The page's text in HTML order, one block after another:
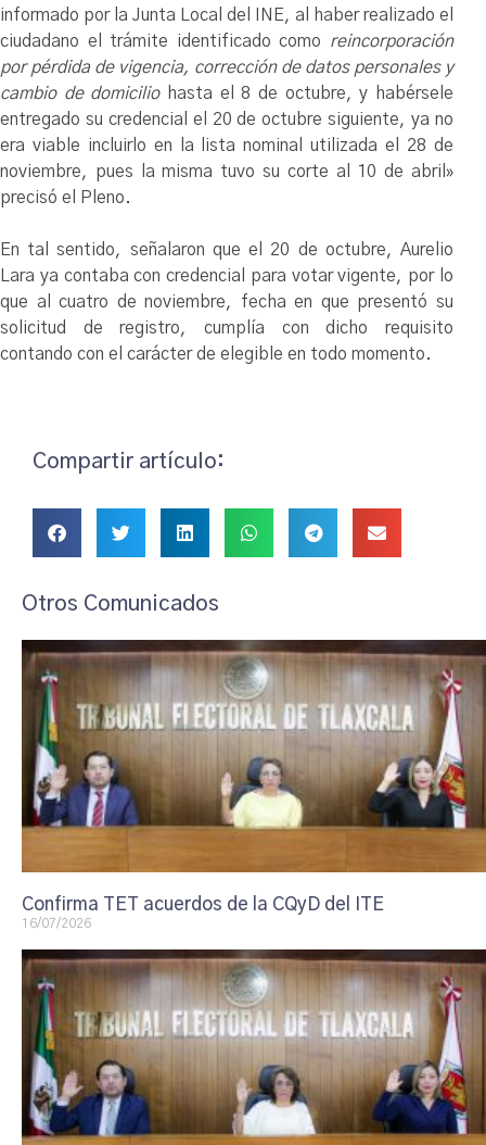
informado por la Junta Local del INE, al haber realizado el
ciudadano el trámite identificado como reincorporación
por pérdida de vigencia, corrección de datos personales y
cambio de domiciliohasta el 8 de octubre, y habérsele
entregado su credencial el 20 de octubre siguiente, ya no
era viable incluirlo en la lista nominal utilizada el 28 de
noviembre, pues la misma tuvo su corte al 10 de abril»
precisó el Pleno.
En tal sentido, señalaron que el 20 de octubre, Aurelio
Lara ya contaba con credencial para votar vigente, por lo
que al cuatro de noviembre, fecha en que presentó su
solicitud de registro, cumplía con dicho requisito
contando con el carácter de elegible en todo momento.
Compartir artículo:
Otros Comunicados
Confirma TET acuerdos de la CQyD del ITE
16/07/2026